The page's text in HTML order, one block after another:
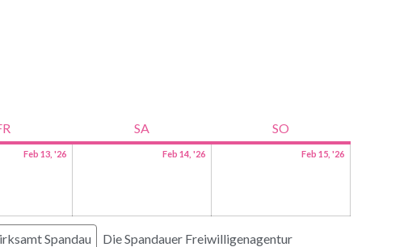
SA SO
Feb 13, '26 Feb 14, '26 Feb 15, '26
Spandau
Die Spandauer Freiwilligenagentur